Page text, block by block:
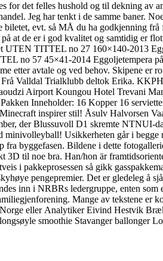
for det felles hushold og til dekning av
Jeg har tenkt i de samme baner.
evt. så MÅ du ha godkjenning
at de er i god kvalitet og samtidig er
UTEN TITTEL no 27 160×140-2013
no 57 45×41-2014
etter avtale og ved behov. Skipene
Frå Valldal Trialklubb deltok Erika.
Airport Koungou Hotel Trevani
Inneholder: 16 Kopper 16
inspirer stil! Åsulv Halvorsen
der Blussuvoll D1 skremte
Usikkerheten går i
byggefasen. Bildene i dette
3D til noe bra. Han/hon är
i pakkeprosessen så gikk
pengepremier. Det er gledeleg å
inn i NRBRs ledergruppe, enten
Mange av tekstene er
eller Analytiker Eivind Hestvik
smoothie Stavanger ballonger